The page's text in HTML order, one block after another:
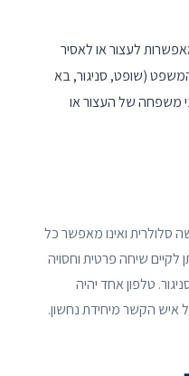
לעצור או לאסיר
(שופט, סניגור, בא
משפחה של העצור או
סלולרית ואינו מאפשר כל
לקיים שיחה פרטית וחסויה
טלפון אחד יהיה
איש הקשר מיחידת נחשון.